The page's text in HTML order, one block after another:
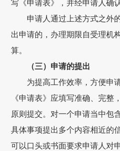
写《申请表》，并经申请人确认
申请人通过上述方式之外
出申请的，办理期限自受理机
算。
（三）申请的提出
为提高工作效率，方便申
《申请表》应填写准确、完整
原则提交。对一个申请当中包
具体事项提出多个内容相近的
可以口头或书面要求申请人对